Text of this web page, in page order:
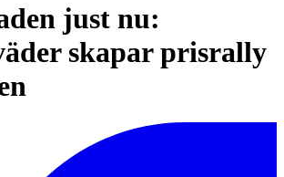
just nu:
skapar prisrally